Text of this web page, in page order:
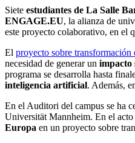
Siete estudiantes de La Salle
ENGAGE.EU, la alianza de
este proyecto colaborativo, en el
El proyecto sobre transformación
necesidad de generar un impacto
programa se desarrolla hasta
inteligencia artificial. Además,
En el Auditori del campus se ha
Universität Mannheim. En el acto
Europa en un proyecto sobre